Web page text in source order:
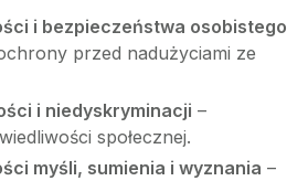
i bezpieczeństwa osobistego
przed nadużyciami ze
i niedyskryminacji –
społecznej.
myśli, sumienia i wyznania –